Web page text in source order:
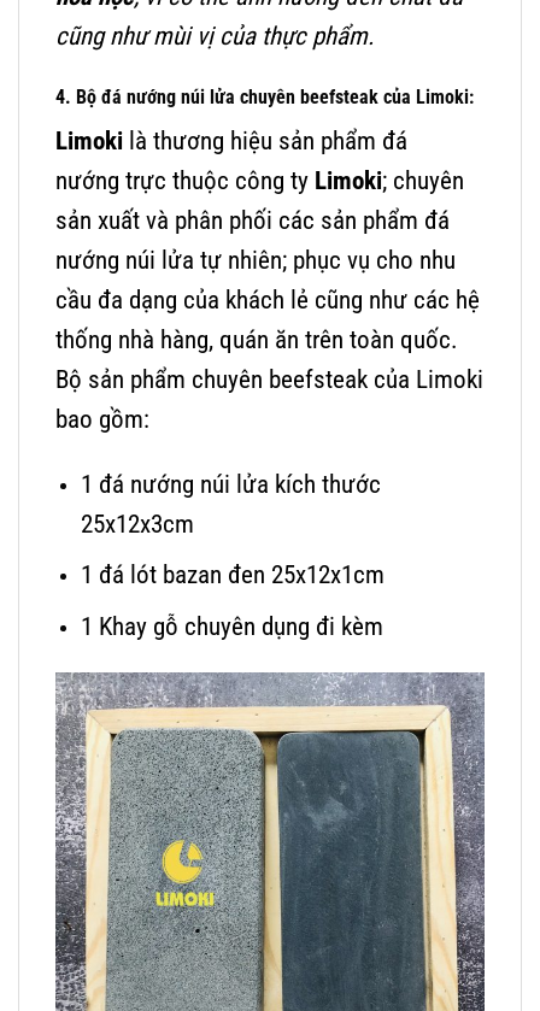
cũng như mùi vị của thực phẩm.
4. Bộ đá nướng núi lửa chuyên beefsteak của Limoki:
Limoki là thương hiệu sản phẩm đá
nướng trực thuộc công ty Limoki; chuyên
sản xuất và phân phối các sản phẩm đá
nướng núi lửa tự nhiên; phục vụ cho nhu
cầu đa dạng của khách lẻ cũng như các hệ
thống nhà hàng, quán ăn trên toàn quốc.
Bộ sản phẩm chuyên beefsteak của Limoki
bao gồm:
1 đá nướng núi lửa kích thước
25x12x3cm
1 đá lót bazan đen 25x12x1cm
1 Khay gỗ chuyên dụng đi kèm